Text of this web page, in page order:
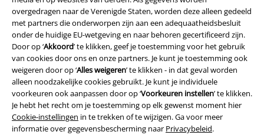
overgedragen naar de Verenigde Staten, worden deze alleen gedeeld
met partners die onderworpen zijn aan een adequaatheidsbesluit
onder de huidige EU-wetgeving en naar behoren gecertificeerd zijn.
Door op ‘Akkoord’ te klikken, geef je toestemming voor het gebruik
van cookies door ons en onze partners. Je kunt je toestemming ook
weigeren door op ‘Alles weigeren’ te klikken - in dat geval worden
alleen noodzakelijke cookies gebruikt. Je kunt je individuele
voorkeuren ook aanpassen door op ‘Voorkeuren instellen’ te klikken.
Je hebt het recht om je toestemming op elk gewenst moment hier
Cookie-instellingen in te trekken of te wijzigen. Ga voor meer
informatie over gegevensbescherming naar Privacybeleid.